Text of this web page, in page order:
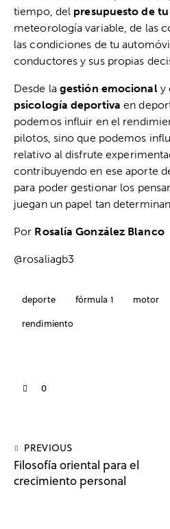
tiempo, del presupuesto de
meteorología variable, de las
las condiciones de tu
conductores y sus propias
Desde la gestión emocional y
psicología deportiva en
podemos influir en el
pilotos, sino que podemos
relativo al disfrute
contribuyendo en ese aporte
para poder gestionar los
juegan un papel tan
Por Rosalía González Blanco
@rosaliagb3
deporte fórmula 1 motor
rendimiento
0
PREVIOUS
Filosofía oriental para el
crecimiento personal